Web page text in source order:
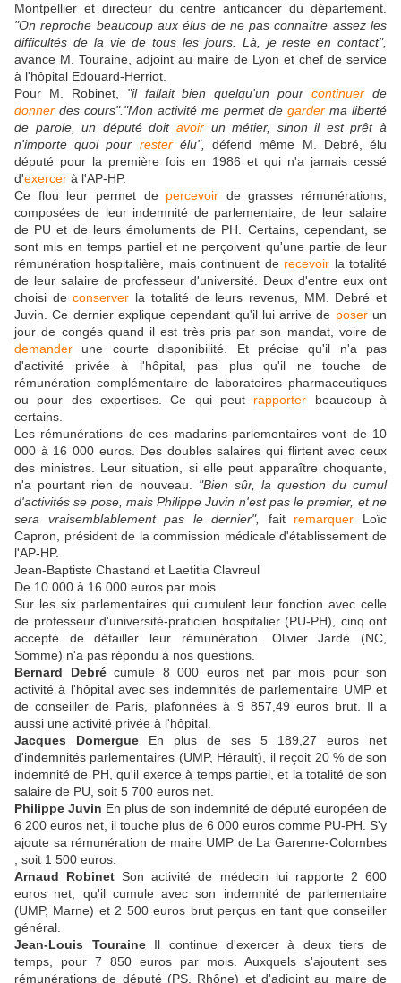
Montpellier et directeur du centre anticancer du département.
"On reproche beaucoup aux élus de ne pas connaître assez les
difficultés de la vie de tous les jours. Là, je reste en contact",
avance M. Touraine, adjoint au maire de Lyon et chef de service
à l'hôpital Edouard-Herriot.
Pour M. Robinet, "il fallait bien quelqu'un pourcontinuer de
donner des cours"."Mon activité me permet de garder ma liberté
de parole, un député doit avoirun métier, sinon il est prêt à
n'importe quoi pour resterélu",
défend même M. Debré, élu
député pour la première fois en 1986 et qui n'a jamais cessé
d'exercer à l'AP-HP.
Ce flou leur permet de percevoir de grasses rémunérations,
composées de leur indemnité de parlementaire, de leur salaire
de PU et de leurs émoluments de PH. Certains, cependant, se
sont mis en temps partiel et ne perçoivent qu'une partie de leur
rémunération hospitalière, mais continuent de recevoir la totalité
de leur salaire de professeur d'université. Deux d'entre eux ont
choisi deconserver la totalité de leurs revenus, MM. Debré et
Juvin. Ce dernier explique cependant qu'il lui arrive de poserun
jour de congés quand il est très pris par son mandat, voire de
demander une courte disponibilité. Et précise qu'il n'a pas
d'activité privée à l'hôpital, pas plus qu'il ne touche de
rémunération complémentaire de laboratoires pharmaceutiques
ou pour des expertises. Ce qui peut rapporter beaucoup à
certains.
Les rémunérations de ces madarins-parlementaires vont de 10
000 à 16 000 euros. Des doubles salaires qui flirtent avec ceux
des ministres. Leur situation, si elle peut apparaître choquante,
n'a pourtant rien de nouveau. "Bien sûr, la question du cumul
d'activités se pose, mais Philippe Juvin n'est pas le premier, et ne
sera vraisemblablement pas le dernier",
fait remarquer Loïc
Capron, président de la commission médicale d'établissement de
l'AP-HP.
Jean-Baptiste Chastand et Laetitia Clavreul
De 10 000 à 16 000 euros par mois
Sur les six parlementaires qui cumulent leur fonction avec celle
de professeur d'université-praticien hospitalier (PU-PH), cinq ont
accepté de détailler leur rémunération. Olivier Jardé (NC,
Somme) n'a pas répondu à nos questions.
Bernard Debrécumule 8 000 euros net par mois pour son
activité à l'hôpital avec ses indemnités de parlementaire UMP et
de conseiller de Paris, plafonnées à 9 857,49 euros brut. Il a
aussi une activité privée à l'hôpital.
Jacques Domergue En plus de ses 5 189,27 euros net
d'indemnités parlementaires (UMP, Hérault), il reçoit 20 % de son
indemnité de PH, qu'il exerce à temps partiel, et la totalité de son
salaire de PU, soit 5 700 euros net.
Philippe Juvin En plus de son indemnité de député européen de
6 200 euros net, il touche plus de 6 000 euros comme PU-PH. S'y
ajoute sa rémunération de maire UMP de La Garenne-Colombes
, soit 1 500 euros.
Arnaud Robinet Son activité de médecin lui rapporte 2 600
euros net, qu'il cumule avec son indemnité de parlementaire
(UMP, Marne) et 2 500 euros brut perçus en tant que conseiller
général.
Jean-Louis TouraineIl continue d'exercer à deux tiers de
temps, pour 7 850 euros par mois. Auxquels s'ajoutent ses
rémunérations de député (PS, Rhône) et d'adjoint au maire de